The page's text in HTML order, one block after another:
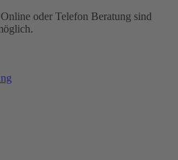
oder Telefon Beratung sind